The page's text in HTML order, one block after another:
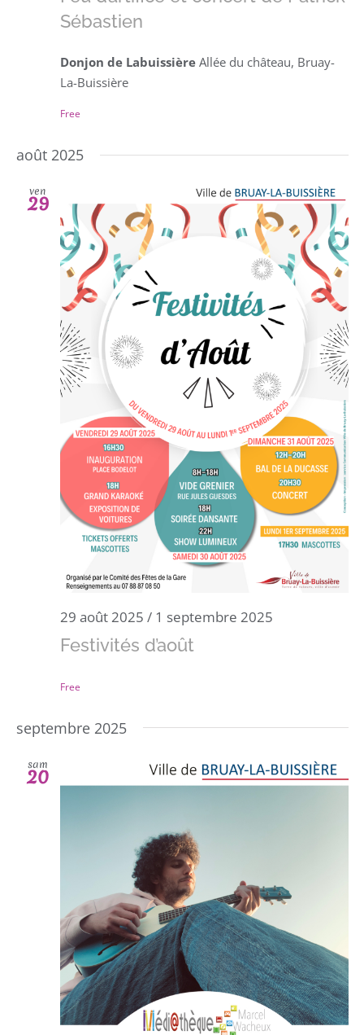
Sébastien
Donjon de Labuissière Allée du château, Bruay-
La-Buissière
Free
août 2025
ven
29
29 août 2025 / 1 septembre 2025
Festivités d’août
Free
septembre 2025
sam
20